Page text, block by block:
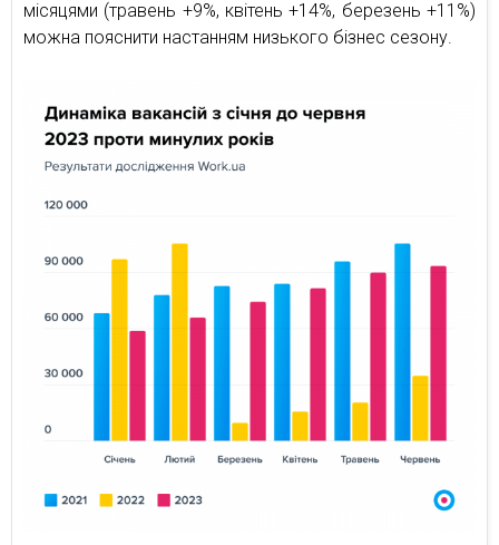
місяцями (травень +9%, квітень +14%, березень +11%)
можна пояснити настанням низького бізнес сезону.